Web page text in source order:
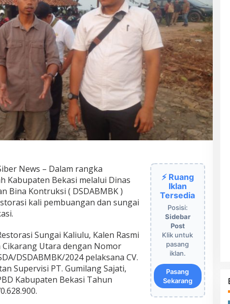
News – Dalam rangka
Kabupaten Bekasi melalui Dinas
Bina Kontruksi ( DSDABMBK )
kali pembuangan dan sungai
Sungai Kaliulu, Kalen Rasmi
Cikarang Utara dengan Nomor
DSDABMBK/2024 pelaksana CV.
Supervisi PT. Gumilang Sajati,
Kabupaten Bekasi Tahun
⚡ Ruang
Iklan
Tersedia
Posisi:
Sidebar
Post
Klik untuk
pasang
iklan.
Pasang
Sekarang